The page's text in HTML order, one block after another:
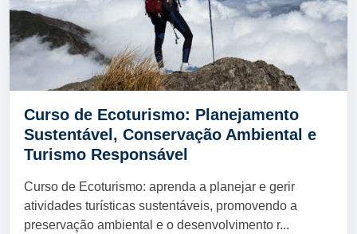
Curso de Ecoturismo: Planejamento
Sustentável, Conservação Ambiental e
Turismo Responsável
Curso de Ecoturismo: aprenda a planejar e gerir
atividades turísticas sustentáveis, promovendo a
preservação ambiental e o desenvolvimento r...